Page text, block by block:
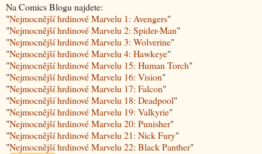
Na Comics Blogu najdete:
"Nejmocnější hrdinové Marvelu 1: Avengers"
"Nejmocnější hrdinové Marvelu 2: Spider-Man"
"Nejmocnější hrdinové Marvelu 3: Wolverine"
"Nejmocnější hrdinové Marvelu 4: Hawkeye"
"Nejmocnější hrdinové Marvelu 15: Human Torch"
"Nejmocnější hrdinové Marvelu 16: Vision"
"Nejmocnější hrdinové Marvelu 17: Falcon"
"Nejmocnější hrdinové Marvelu 18: Deadpool"
"Nejmocnější hrdinové Marvelu 19: Valkyrie"
"Nejmocnější hrdinové Marvelu 20: Punisher"
"Nejmocnější hrdinové Marvelu 21: Nick Fury"
"Nejmocnější hrdinové Marvelu 22: Black Panther"